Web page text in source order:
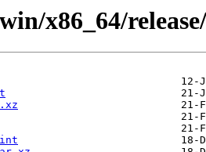
x86_64/